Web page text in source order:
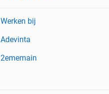
Werken bij
Adevinta
2ememain